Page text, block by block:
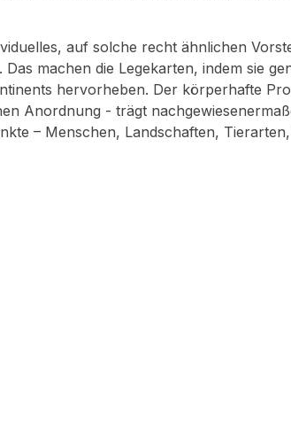
auf solche recht ähnlichen
machen die Legekarten, indem sie
hervorheben. Der körperhafte
Anordnung - trägt
– Menschen, Landschaften, Tierarten,